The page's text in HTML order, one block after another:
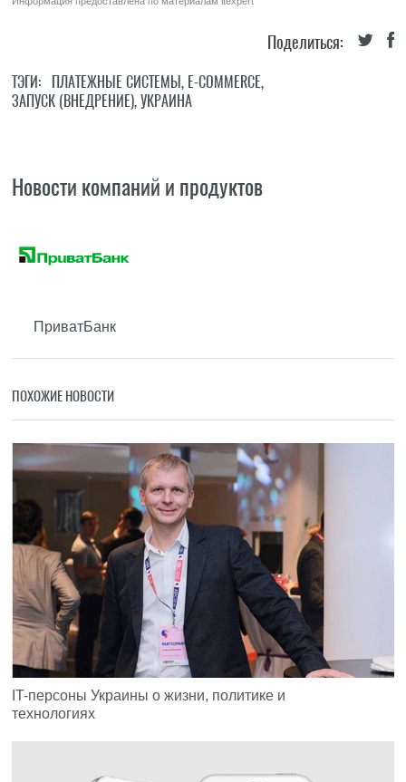
Поделиться:
ТЭГИ: ПЛАТЕЖНЫЕ СИСТЕМЫ, E-COMMERCE,
ЗАПУСК (ВНЕДРЕНИЕ),УКРАИНА
Новости компаний и продуктов
ПриватБанк
ПОХОЖИЕ НОВОСТИ
IT-персоны Украины о жизни, политике и
технологиях